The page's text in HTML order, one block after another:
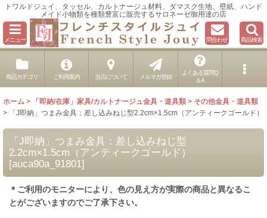
トワルドジュイ、タッセル、カルトナージュ材料、ダマスク生地、壁紙、ハンド
メイド小物類を種類豊富に販売するサロネーゼ御用達の店
メニュー 問合わせ 商品検索
商品カテゴリ ご利用案内 当店について メルマガ登録
よくある質問Q
＆A
ホーム > 「即納/在庫」家具/カルトナージュ金具・道具類 > その他金具・道具類
>
「J即納」つまみ金具：差し込みねじ型2.2cm×1.5cm（アンティークゴールド）
「J即納」つまみ金具：差し込みねじ型
2.2cm×1.5cm（アンティークゴールド）
[auca90a_91801]
＊ご利用のモニターにより、色の見え方が実際の商品と異なるこ
とがございますのでご了承下さい。